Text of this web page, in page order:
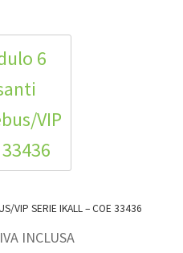
MODULO 6 PULSANTI SIMPLEBUS/VIP SERIE IKALL – COE 33436
IVA INCLUSA